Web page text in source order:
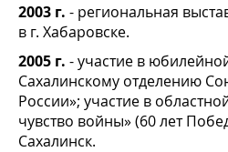
2003 г. - региональная
в г. Хабаровске.
2005 г. - участие в
Сахалинскому отделению
России»; участие в
чувство войны» (60 лет
Сахалинск.